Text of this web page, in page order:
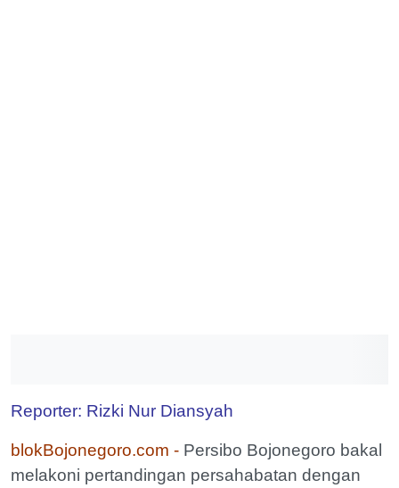
Reporter: Rizki Nur Diansyah
blokBojonegoro.com - Persibo Bojonegoro bakal
melakoni pertandingan persahabatan dengan